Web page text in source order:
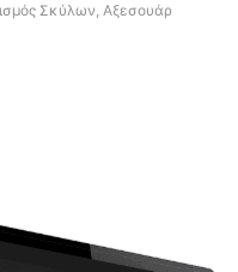
Σκύλων, Αξεσουάρ